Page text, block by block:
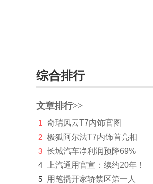
综合排行
文章排行>>
1
奇瑞风云T7内饰官图
2 极狐阿尔法T7内饰首亮相
3 长城汽车净利润预降69%
4
上汽通用官宣：续约20年！
5
用笔撬开家轿禁区第一人